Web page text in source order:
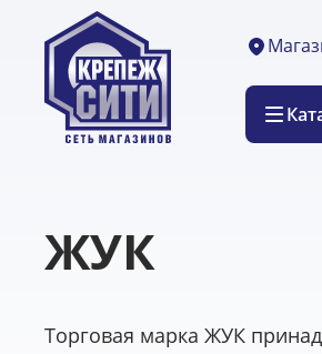
ЖУК
Торговая марка ЖУК